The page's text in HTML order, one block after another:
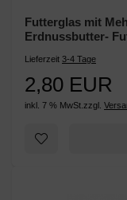
Futterglas mit
Erdnussbutter-
Lieferzeit 3-4 Tage
2,80 EUR
inkl. 7 % MwSt. zzgl.